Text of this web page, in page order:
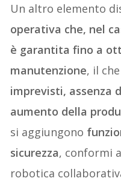
Un altro elemento
operativa che, nel
è garantita fino a
manutenzione, il
imprevisti, assenza
aumento della
si aggiungono
sicurezza, conformi
robotica